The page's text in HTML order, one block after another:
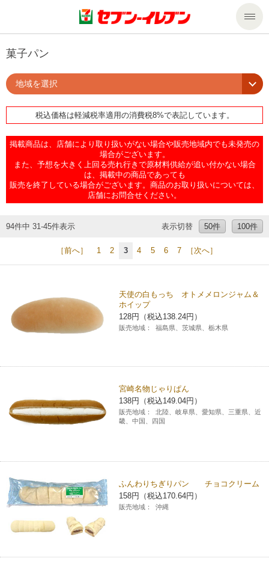
商品のご案内
商品のご案内トップ
今週の新商品
商品カテゴリ一覧
食の安全・安心への取組み
プリペイドカード・金券
セール・キャンペーン
サービス
nanacoトップ
マルチコピー機でできることトップ
プリント
チケット
スポーツ振興くじ
行政サービス
保険
便利なサービス
切手・はがき・印紙
各種料金のお支払い
レジでApple Accountにチャージ
オンラインフォトサービス
セブンチケット
CNプレイガイド
セブン‐イレブンでお受取り
企業情報トップ
ニュースリリース
会社概要
国内店舗数
セブン‐イレブンの海外事業
データで見るセブン‐イレブン
セブン‐イレブンの「商品力」
私たちの取組み
サステナビリティ
サステナビリティトップ
セブン＆アイ・ホールディングスの重点課題
サステナビリティ活動基本方針
4VISIONS
サステナビリティレポート
報告書ライブラリー
加盟店オーナー募集
アルバイト情報
店舗検索
ネットショッピング
Language
English (Corporate)
简体中文(服务)
ภาษาไทย(บริการ)
菓子パン
地域を選択
税込価格は軽減税率適用の消費税8%で表記しています。
掲載商品は、店舗により取り扱いがない場合や販売地域内でも未発売の
場合がございます。
また、予想を大きく上回る売れ行きで原材料供給が追い付かない場合
は、掲載中の商品であっても
販売を終了している場合がございます。商品のお取り扱いについては、
店舗にお問合せください。
94件中 31-45件表示 表示切替 50件 100件
［前へ］ 1 2 3 4 5 6 7 ［次へ］
天使の白もっち オトメメロンジャム＆
ホイップ
128円（税込138.24円）
販売地域： 福島県、茨城県、栃木県
宮崎名物じゃりぱん
138円（税込149.04円）
販売地域：
北陸、岐阜県、愛知県、三重県、近
畿、中国、四国
ふんわりちぎりパン チョコクリーム
158円（税込170.64円）
販売地域： 沖縄